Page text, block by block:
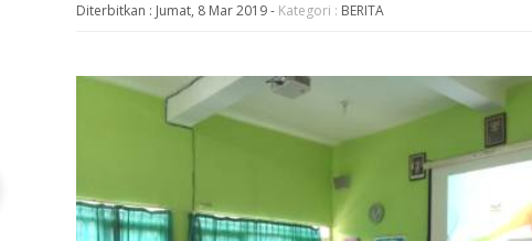
Diterbitkan : Jumat, 8 Mar 2019- Kategori : BERITA